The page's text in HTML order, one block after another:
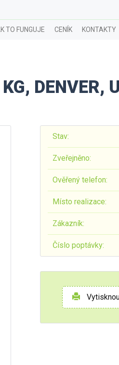
TO FUNGUJE CENÍK KONTAKTY
DENVER,
Stav:
Zveřejněno:
Ověřený telefon:
Místo realizace:
Zákazník:
Číslo poptávky: